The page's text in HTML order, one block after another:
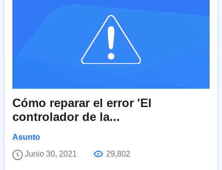
Cómo reparar el error 'El
controlador de la...
Asunto
Junio 30, 2021
29,802